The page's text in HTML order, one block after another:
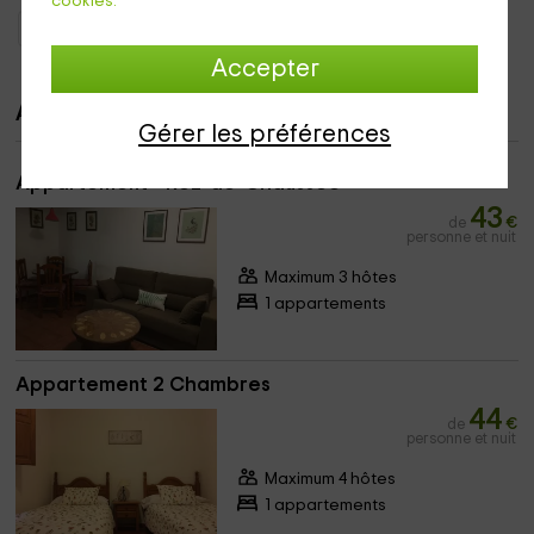
Accepter
Gérer les préférences
Appartements
Appartement - Rez-de-Chaussée
de 43 €
personne et nuit
Maximum 3 hôtes
1 appartements
Appartement 2 Chambres
de 44 €
personne et nuit
Maximum 4 hôtes
1 appartements